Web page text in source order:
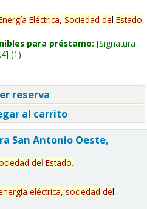
Eléctrica, Sociedad del Estado,
para préstamo: Signatura
(1).
reserva
al carrito
San Antonio Oeste,
del Estado.
eléctrica, sociedad del